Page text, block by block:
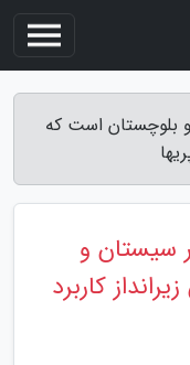
و بلوچستان است که
سیستان و
کاربرد